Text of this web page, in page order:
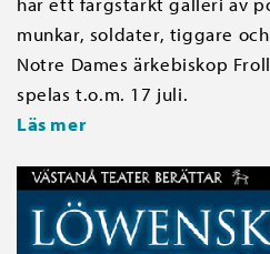
munkar, soldater, tiggare
Notre Dames ärkebiskop
spelas t.o.m. 17 juli.
Läs mer